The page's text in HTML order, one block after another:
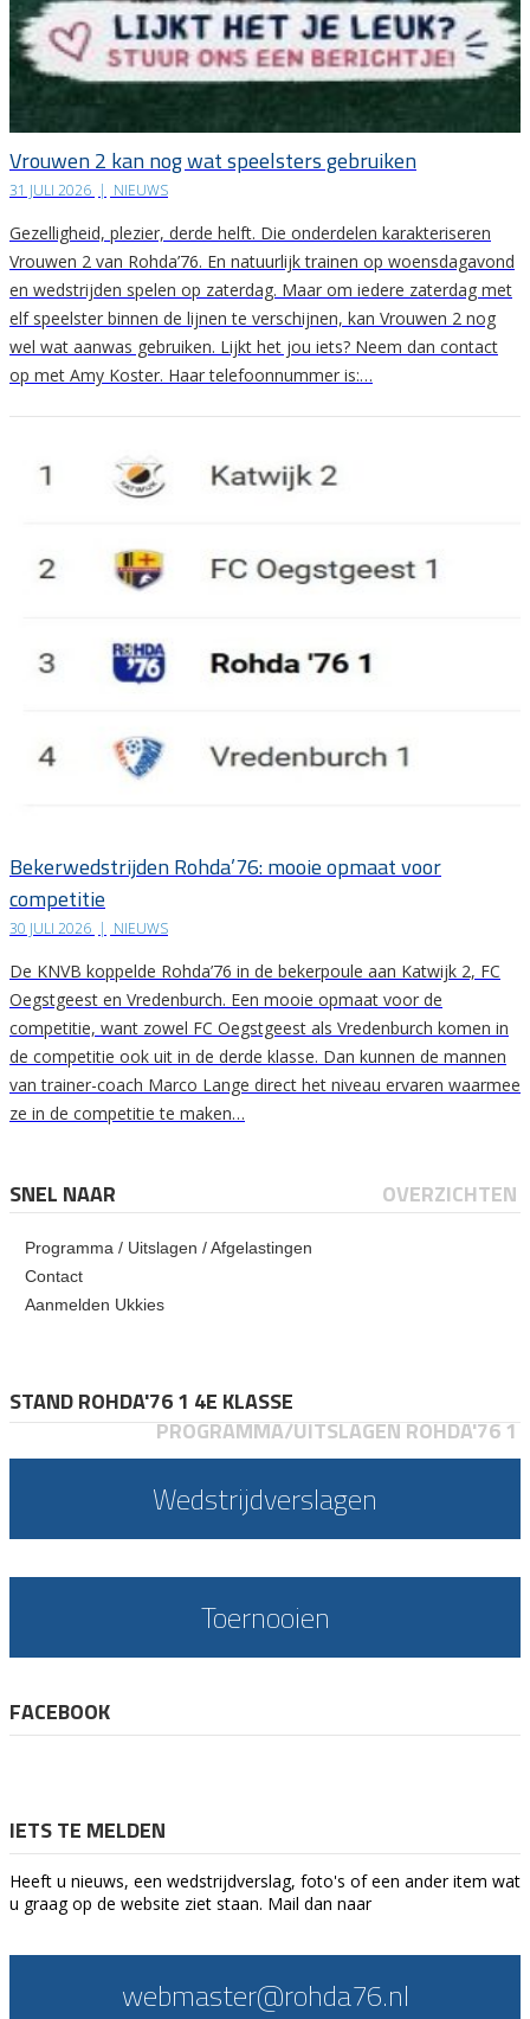
Vrouwen 2 kan nog wat speelsters gebruiken
31 JULI 2026 | NIEUWS
Gezelligheid, plezier, derde helft. Die onderdelen karakteriseren
Vrouwen 2 van Rohda’76. En natuurlijk trainen op woensdagavond
en wedstrijden spelen op zaterdag. Maar om iedere zaterdag met
elf speelster binnen de lijnen te verschijnen, kan Vrouwen 2 nog
wel wat aanwas gebruiken. Lijkt het jou iets? Neem dan contact
op met Amy Koster. Haar telefoonnummer is:…
Bekerwedstrijden Rohda’76: mooie opmaat voor
competitie
30 JULI 2026 | NIEUWS
De KNVB koppelde Rohda’76 in de bekerpoule aan Katwijk 2, FC
Oegstgeest en Vredenburch. Een mooie opmaat voor de
competitie, want zowel FC Oegstgeest als Vredenburch komen in
de competitie ook uit in de derde klasse. Dan kunnen de mannen
van trainer-coach Marco Lange direct het niveau ervaren waarmee
ze in de competitie te maken…
SNEL NAAR OVERZICHTEN
Programma / Uitslagen / Afgelastingen
Contact
Aanmelden Ukkies
STAND ROHDA'76 1 4E KLASSE
PROGRAMMA/UITSLAGEN ROHDA'76 1
Wedstrijdverslagen
Toernooien
FACEBOOK
IETS TE MELDEN
Heeft u nieuws, een wedstrijdverslag, foto's of een ander item wat
u graag op de website ziet staan. Mail dan naar
webmaster@rohda76.nl